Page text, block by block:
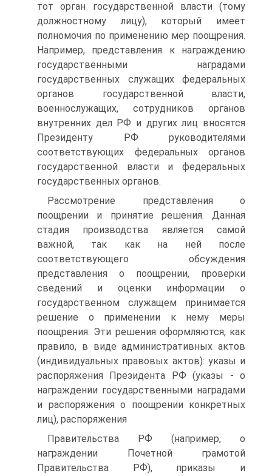
тот орган государственной власти (тому
должностному лицу), который имеет
полномочия по применению мер поощрения.
Например, представления к награждению
государственными наградами
государственных служащих федеральных
органов государственной власти,
военнослужащих, сотрудников органов
внутренних дел РФ и других лиц вносятся
Президенту РФ руководителями
соответствующих федеральных органов
государственной власти и федеральных
государственных органов.
Рассмотрение представления о
поощрении и принятие решения. Данная
стадия производства является самой
важной, так как на ней после
соответствующего обсуждения
представления о поощрении, проверки
сведений и оценки информации о
государственном служащем принимается
решение о применении к нему меры
поощрения. Эти решения оформляются, как
правило, в виде административных актов
(индивидуальных правовых актов): указы и
распоряжения Президента РФ (указы - о
награждении государственными наградами
и распоряжения о поощрении конкретных
лиц), распоряжения
Правительства РФ (например, о
награждении Почетной грамотой
Правительства РФ), приказы и